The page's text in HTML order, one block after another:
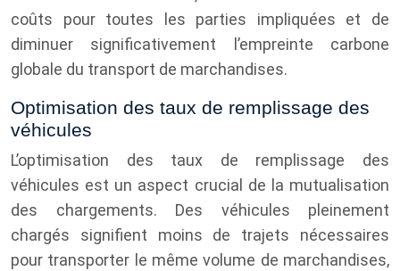
coûts pour toutes les parties impliquées et de
diminuer significativement l’empreinte carbone
globale du transport de marchandises.
Optimisation des taux de remplissage des
véhicules
L’optimisation des taux de remplissage des
véhicules est un aspect crucial de la mutualisation
des chargements. Des véhicules pleinement
chargés signifient moins de trajets nécessaires
pour transporter le même volume de marchandises,